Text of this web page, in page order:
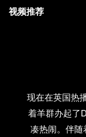
现在在英国热
着羊群办起了
凑热闹。伴
视频推荐